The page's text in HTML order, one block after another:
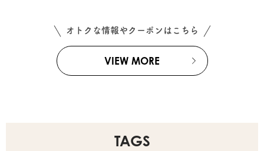
オトクな情報やクーポンはこちら
VIEW MORE
TAGS